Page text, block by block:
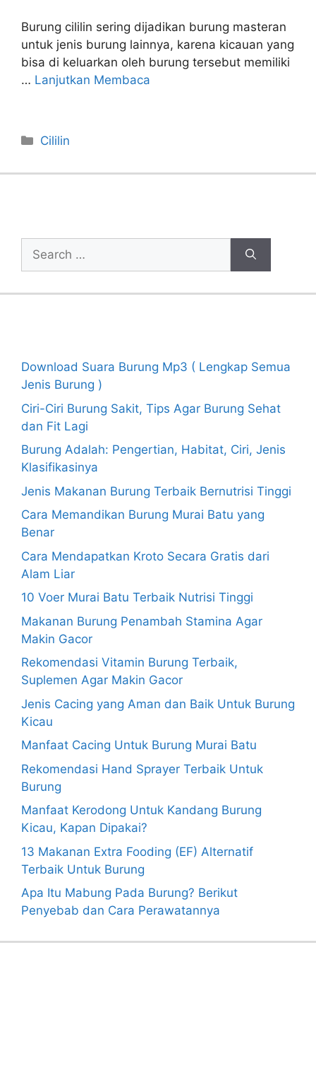
Burung cililin sering dijadikan burung masteran
untuk jenis burung lainnya, karena kicauan yang
bisa di keluarkan oleh burung tersebut memiliki
… Lanjutkan Membaca
Categories
Cililin
Search
for:
Download Suara Burung Mp3 ( Lengkap Semua
Jenis Burung )
Ciri-Ciri Burung Sakit, Tips Agar Burung Sehat
dan Fit Lagi
Burung Adalah: Pengertian, Habitat, Ciri, Jenis
Klasifikasinya
Jenis Makanan Burung Terbaik Bernutrisi Tinggi
Cara Memandikan Burung Murai Batu yang
Benar
Cara Mendapatkan Kroto Secara Gratis dari
Alam Liar
10 Voer Murai Batu Terbaik Nutrisi Tinggi
Makanan Burung Penambah Stamina Agar
Makin Gacor
Rekomendasi Vitamin Burung Terbaik,
Suplemen Agar Makin Gacor
Jenis Cacing yang Aman dan Baik Untuk Burung
Kicau
Manfaat Cacing Untuk Burung Murai Batu
Rekomendasi Hand Sprayer Terbaik Untuk
Burung
Manfaat Kerodong Untuk Kandang Burung
Kicau, Kapan Dipakai?
13 Makanan Extra Fooding (EF) Alternatif
Terbaik Untuk Burung
Apa Itu Mabung Pada Burung? Berikut
Penyebab dan Cara Perawatannya